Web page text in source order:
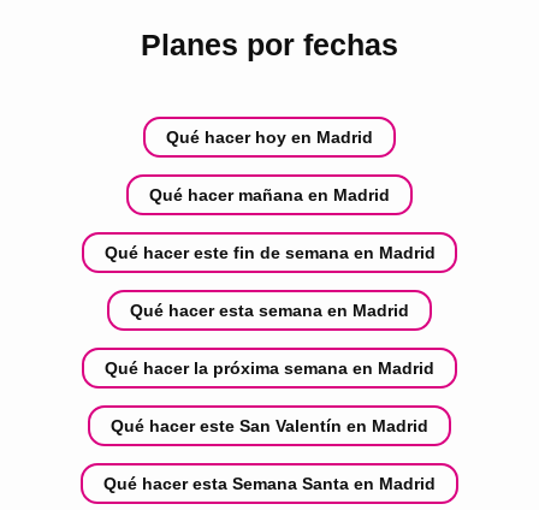
Planes por fechas
Qué hacer hoy en Madrid
Qué hacer mañana en Madrid
Qué hacer este fin de semana en Madrid
Qué hacer esta semana en Madrid
Qué hacer la próxima semana en Madrid
Qué hacer este San Valentín en Madrid
Qué hacer esta Semana Santa en Madrid